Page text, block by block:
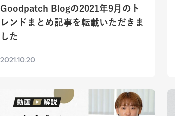
Goodpatch Blogの2021年9月のト
レンドまとめ記事を転載いただきま
した
2021.10.20